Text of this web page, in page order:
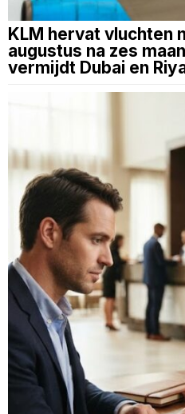
KLM hervat vluchten
augustus na zes
vermijdt Dubai en